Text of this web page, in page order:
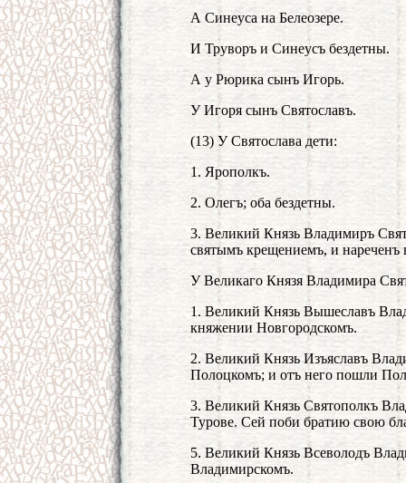
А Синеуса на Белеозере.
И Труворъ и Синеусъ бездетны.
А у Рюрика сынъ Игорь.
У Игоря сынъ Святославъ.
(13) У Святослава дети:
1. Ярополкъ.
2. Олегъ; оба бездетны.
3. Великий Князь Владимиръ
святымъ крещениемъ, и
У Великаго Князя Владимира
1. Великий Князь Вышеславъ
княжении Новгородскомъ.
2. Великий Князь Изъяславъ
Полоцкомъ; и отъ него пошли
3. Великий Князь Святополкъ
Турове. Сей поби братию свою
5. Великий Князь Всеволодъ
Владимирскомъ.